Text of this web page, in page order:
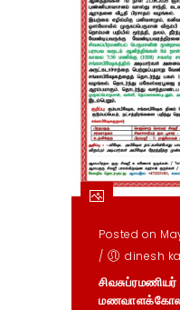
Posted on
/
dinesh